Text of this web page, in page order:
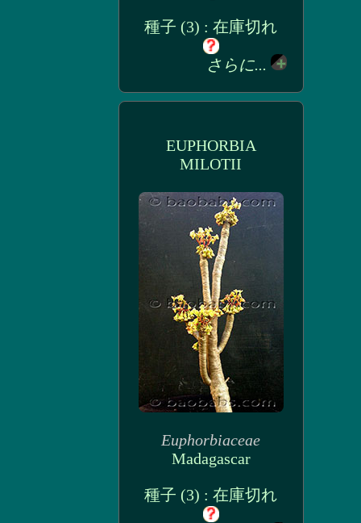
種子 (3) : 在庫切れ
さらに...
EUPHORBIA
MILOTII
Euphorbiaceae
Madagascar
種子 (3) : 在庫切れ